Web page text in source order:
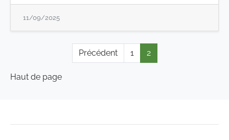
11/09/2025
Précédent 1 2
Haut de page